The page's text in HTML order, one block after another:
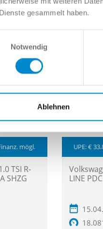
gesammelt haben.
Notwendig
Ablehnen
365 € mtl.* 21.977
mögl.
TSI R-
SHZG
UPE: €
LINE